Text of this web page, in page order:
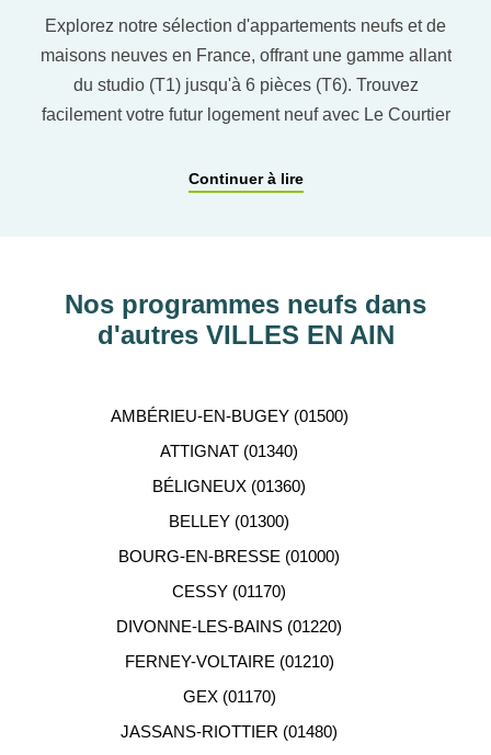
Explorez notre sélection d'appartements neufs et de
maisons neuves en France, offrant une gamme allant
du studio (T1) jusqu'à 6 pièces (T6). Trouvez
facilement votre futur logement neuf avec Le Courtier
pour affiner vos critères. Vous pourrez également
ACCOMPAGNEMENT
Notre équipe de conseillers se tient gratuitement à
votre disposition pour vous aider dans votre
Continuer à lire
Nos programmes neufs dans
d'autres VILLES EN AIN
AMBÉRIEU-EN-BUGEY (01500)
ATTIGNAT (01340)
BÉLIGNEUX (01360)
BELLEY (01300)
BOURG-EN-BRESSE (01000)
CESSY (01170)
DIVONNE-LES-BAINS (01220)
FERNEY-VOLTAIRE (01210)
GEX (01170)
JASSANS-RIOTTIER (01480)